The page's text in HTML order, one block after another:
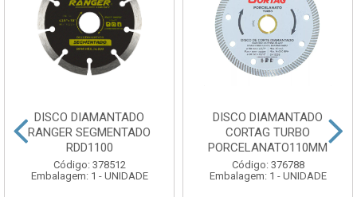
DISCO DIAMANTADO
RANGER SEGMENTADO
RDD1100
Código: 378512
Embalagem: 1 - UNIDADE
DISCO DIAMANTADO
CORTAG TURBO
PORCELANATO110MM
Código: 376788
Embalagem: 1 - UNIDADE